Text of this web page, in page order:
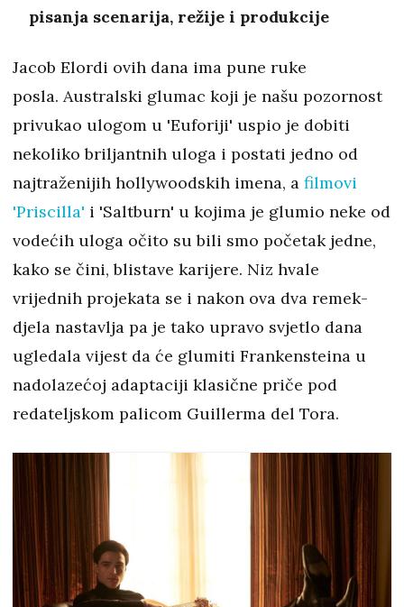
pisanja scenarija, režije i produkcije
Jacob Elordi ovih dana ima pune ruke
posla. Australski glumac koji je našu pozornost
privukao ulogom u 'Euforiji' uspio je dobiti
nekoliko briljantnih uloga i postati jedno od
najtraženijih hollywoodskih imena, a filmovi
'Priscilla' i 'Saltburn' u kojima je glumio neke od
vodećih uloga očito su bili smo početak jedne,
kako se čini, blistave karijere. Niz hvale
vrijednih projekata se i nakon ova dva remek-
djela nastavlja pa je tako upravo svjetlo dana
ugledala vijest da će glumiti Frankensteina u
nadolazećoj adaptaciji klasične priče pod
redateljskom palicom Guillerma del Tora.